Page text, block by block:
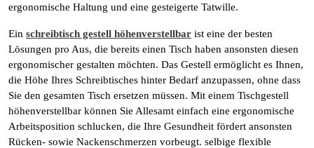
ergonomische Haltung und eine gesteigerte Tatwille.
Ein schreibtisch gestell höhenverstellbar ist eine der besten
Lösungen pro Aus, die bereits einen Tisch haben ansonsten diesen
ergonomischer gestalten möchten. Das Gestell ermöglicht es Ihnen,
die Höhe Ihres Schreibtisches hinter Bedarf anzupassen, ohne dass
Sie den gesamten Tisch ersetzen müssen. Mit einem Tischgestell
höhenverstellbar können Sie Allesamt einfach eine ergonomische
Arbeitsposition schlucken, die Ihre Gesundheit fördert ansonsten
Rücken- sowie Nackenschmerzen vorbeugt. selbige flexible